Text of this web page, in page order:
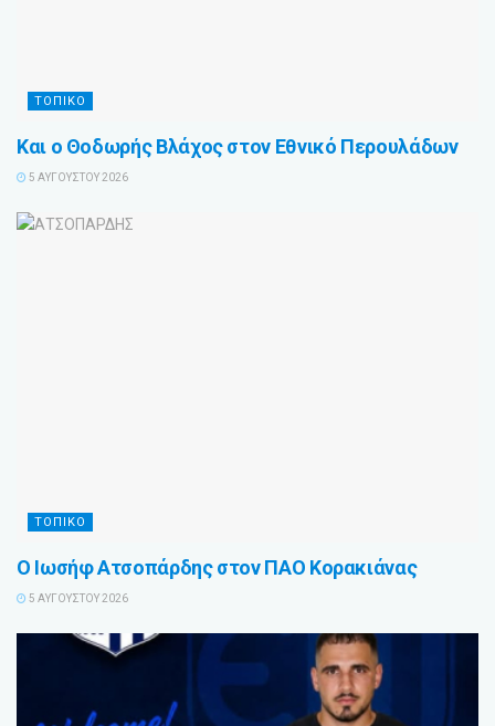
ΤΟΠΙΚΌ
Και ο Θοδωρής Βλάχος στον Εθνικό Περουλάδων
5 ΑΥΓΟΎΣΤΟΥ 2026
ΤΟΠΙΚΌ
Ο Ιωσήφ Ατσοπάρδης στον ΠΑΟ Κορακιάνας
5 ΑΥΓΟΎΣΤΟΥ 2026